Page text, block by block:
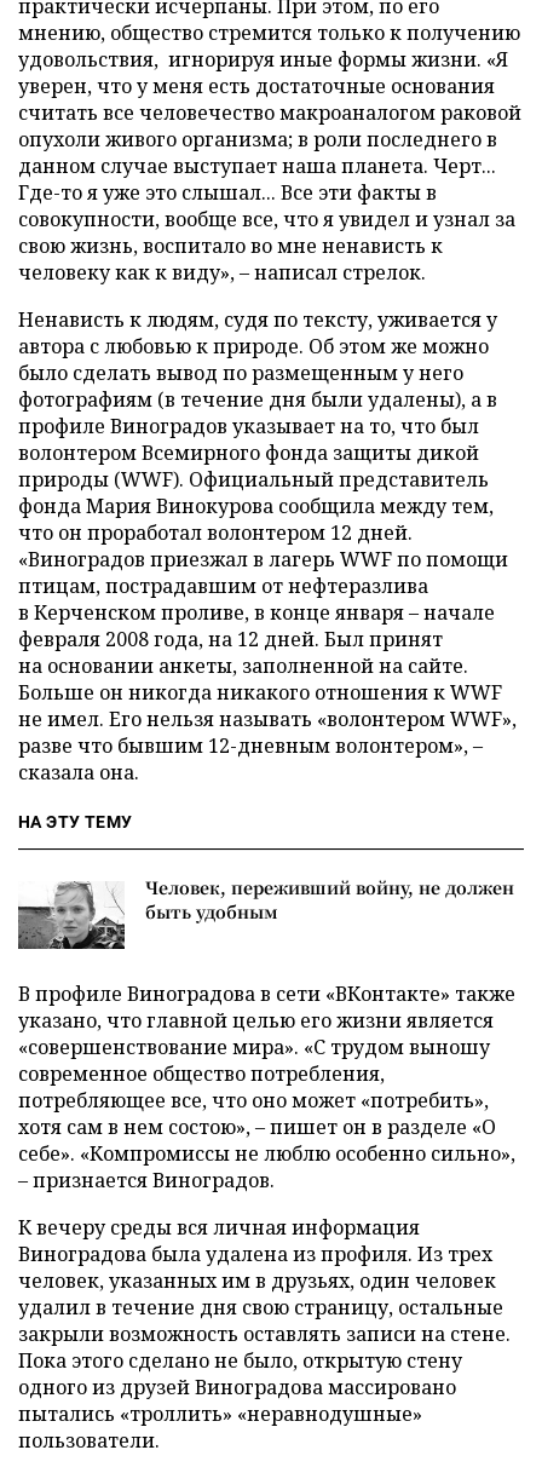
практически исчерпаны. При этом, по его
мнению, общество стремится только к получению
удовольствия, игнорируя иные формы жизни. «Я
уверен, что у меня есть достаточные основания
считать все человечество макроаналогом раковой
опухоли живого организма; в роли последнего в
данном случае выступает наша планета. Черт...
Где-то я уже это слышал... Все эти факты в
совокупности, вообще все, что я увидел и узнал за
свою жизнь, воспитало во мне ненависть к
человеку как к виду», – написал стрелок.
Ненависть к людям, судя по тексту, уживается у
автора с любовью к природе. Об этом же можно
было сделать вывод по размещенным у него
фотографиям (в течение дня были удалены), а в
профиле Виноградов указывает на то, что был
волонтером Всемирного фонда защиты дикой
природы (WWF). Официальный представитель
фонда Мария Винокурова сообщила между тем,
что он проработал волонтером 12 дней.
«Виноградов приезжал в лагерь WWF по помощи
птицам, пострадавшим от нефтеразлива
в Керченском проливе, в конце января – начале
февраля 2008 года, на 12 дней. Был принят
на основании анкеты, заполненной на сайте.
Больше он никогда никакого отношения к WWF
не имел. Его нельзя называть «волонтером WWF»,
разве что бывшим 12-дневным волонтером», –
сказала она.
НА ЭТУ ТЕМУ
Человек, переживший войну, не должен
быть удобным
В профиле Виноградова в сети «ВКонтакте» также
указано, что главной целью его жизни является
«совершенствование мира». «С трудом выношу
современное общество потребления,
потребляющее все, что оно может «потребить»,
хотя сам в нем состою», – пишет он в разделе «О
себе». «Компромиссы не люблю особенно сильно»,
– признается Виноградов.
К вечеру среды вся личная информация
Виноградова была удалена из профиля. Из трех
человек, указанных им в друзьях, один человек
удалил в течение дня свою страницу, остальные
закрыли возможность оставлять записи на стене.
Пока этого сделано не было, открытую стену
одного из друзей Виноградова массировано
пытались «троллить» «неравнодушные»
пользователи.